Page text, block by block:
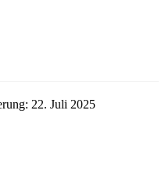
22. Juli 2025